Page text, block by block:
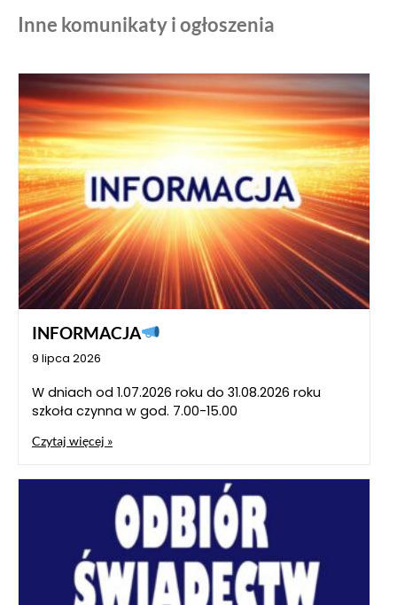
Inne komunikaty i ogłoszenia
INFORMACJA
9 lipca 2026
W dniach od 1.07.2026 roku do 31.08.2026 roku
szkoła czynna w god. 7.00-15.00
Czytaj więcej »